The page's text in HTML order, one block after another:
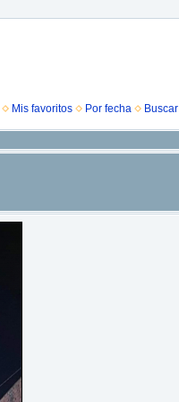
Mis favoritos Por fecha Buscar